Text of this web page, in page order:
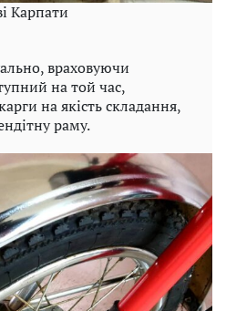
Карпати
враховуючи
на той час,
на якість складання,
раму.